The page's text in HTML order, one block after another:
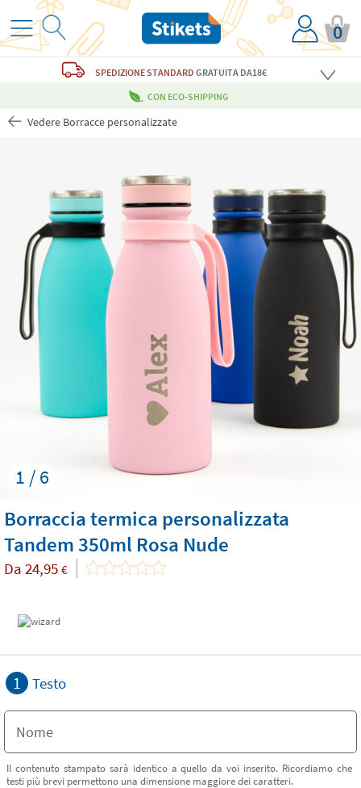
0
SPEDIZIONE STANDARD GRATUITADA18€
CON ECO-SHIPPING
Vedere Borracce personalizzate
1 / 6
Borraccia termica personalizzata
Tandem 350ml Rosa Nude
Da 24,95 €
1 Testo
Il contenuto stampato sarà identico a quello da voi inserito. Ricordiamo che
testi più brevi permettono una dimensione maggiore dei caratteri.